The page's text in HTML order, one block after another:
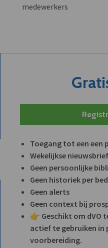
medewerkers
Toegang tot een een
Wekelijkse
Geen persoonlijke
Geen historiek per
Geen alerts
Geen context bij
👉 Geschikt om dVO
actief te gebruiken in
voorbereiding.